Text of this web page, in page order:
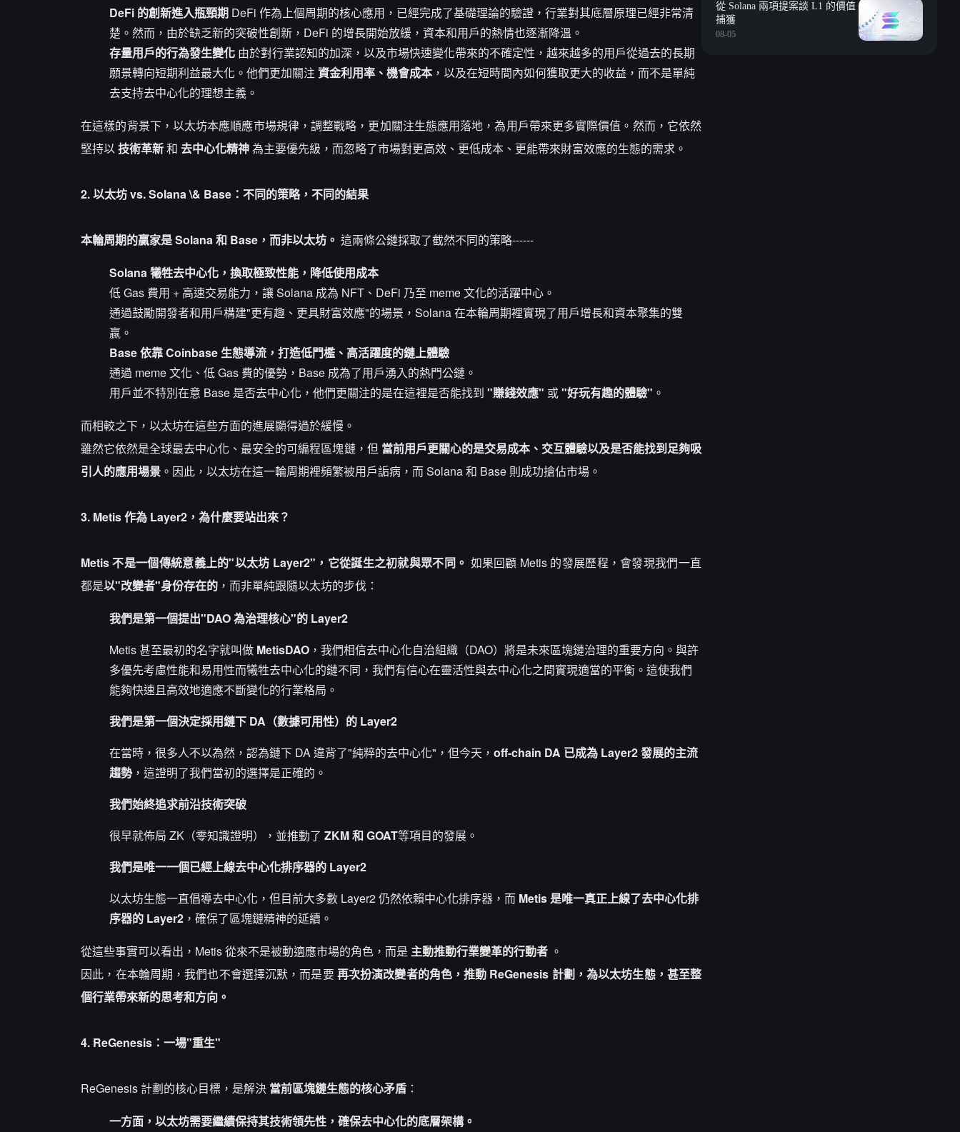
DeFi 的創新進入瓶頸期 DeFi 作為上個周期的核心應用，已經完成了基礎理論的驗證，行業對其底層原理已經非常清
楚。然而，由於缺乏新的突破性創新，DeFi 的增長開始放緩，資本和用戶的熱情也逐漸降溫。
存量用戶的行為發生變化 由於對行業認知的加深，以及市場快速變化帶來的不確定性，越來越多的用戶從過去的長期
願景轉向短期利益最大化。他們更加關注資金利用率、機會成本 ，以及在短時間內如何獲取更大的收益，而不是單純
去支持去中心化的理想主義。
在這樣的背景下，以太坊本應順應市場規律，調整戰略，更加關注生態應用落地，為用戶帶來更多實際價值。然而，它依然
堅持以技術革新和去中心化精神為主要優先級，而忽略了市場對更高效、更低成本、更能帶來財富效應的生態的需求。
2. 以太坊 vs. Solana \& Base：不同的策略，不同的結果
本輪周期的贏家是 Solana 和 Base，而非以太坊。 這兩條公鏈採取了截然不同的策略------
Solana 犧牲去中心化，換取極致性能，降低使用成本
低 Gas 費用 + 高速交易能力，讓 Solana 成為 NFT、DeFi 乃至 meme 文化的活躍中心。
通過鼓勵開發者和用戶構建"更有趣、更具財富效應"的場景，Solana 在本輪周期裡實現了用戶增長和資本聚集的雙
贏。
Base 依靠 Coinbase 生態導流，打造低門檻、高活躍度的鏈上體驗
通過 meme 文化、低 Gas 費的優勢，Base 成為了用戶湧入的熱門公鏈。
用戶並不特別在意 Base 是否去中心化，他們更關注的是在這裡是否能找到"賺錢效應" 或"好玩有趣的體驗" 。
而相較之下，以太坊在這些方面的進展顯得過於緩慢。
雖然它依然是全球最去中心化、最安全的可編程區塊鏈，但 當前用戶更關心的是交易成本、交互體驗以及是否能找到足夠吸
引人的應用場景 。因此，以太坊在這一輪周期裡頻繁被用戶詬病，而 Solana 和 Base 則成功搶佔市場。
3. Metis 作為 Layer2，為什麼要站出來？
Metis 不是一個傳統意義上的"以太坊 Layer2"，它從誕生之初就與眾不同。 如果回顧 Metis 的發展歷程，會發現我們一直
都是以"改變者"身份存在的 ，而非單純跟隨以太坊的步伐：
我們是第一個提出"DAO 為治理核心"的 Layer2
Metis 甚至最初的名字就叫做 MetisDAO ，我們相信去中心化自治組織（DAO）將是未來區塊鏈治理的重要方向。與許
多優先考慮性能和易用性而犧牲去中心化的鏈不同，我們有信心在靈活性與去中心化之間實現適當的平衡。這使我們
能夠快速且高效地適應不斷變化的行業格局。
我們是第一個決定採用鏈下 DA（數據可用性）的 Layer2
在當時，很多人不以為然，認為鏈下 DA 違背了"純粹的去中心化"，但今天，off-chain DA 已成為 Layer2 發展的主流
趨勢，這證明了我們當初的選擇是正確的。
我們始終追求前沿技術突破
很早就佈局 ZK（零知識證明），並推動了ZKM 和 GOAT等項目的發展。
我們是唯一一個已經上線去中心化排序器的 Layer2
以太坊生態一直倡導去中心化，但目前大多數 Layer2 仍然依賴中心化排序器，而 Metis 是唯一真正上線了去中心化排
序器的 Layer2 ，確保了區塊鏈精神的延續。
從這些事實可以看出，Metis 從來不是被動適應市場的角色，而是 主動推動行業變革的行動者 。
因此，在本輪周期，我們也不會選擇沉默，而是要再次扮演改變者的角色，推動 ReGenesis 計劃，為以太坊生態，甚至整
個行業帶來新的思考和方向。
4. ReGenesis：一場"重生"
ReGenesis 計劃的核心目標，是解決 當前區塊鏈生態的核心矛盾 ：
一方面，以太坊需要繼續保持其技術領先性，確保去中心化的底層架構。
從 Solana 兩項提案談 L1 的價值
捕獲
08-05